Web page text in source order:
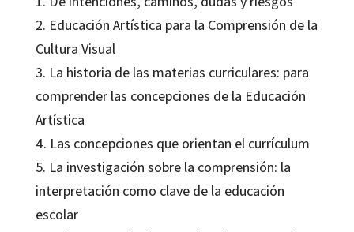
2. Educación Artística para la Comprensión de la
Cultura Visual
3. La historia de las materias curriculares: para
comprender las concepciones de la Educación
Artística
4. Las concepciones que orientan el currículum
5. La investigación sobre la comprensión: la
interpretación como clave de la educación
escolar